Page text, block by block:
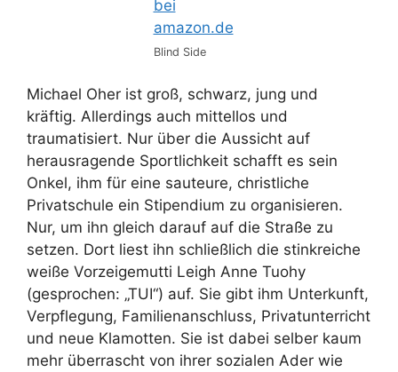
Blind Side
Michael Oher ist groß, schwarz, jung und
kräftig. Allerdings auch mittellos und
traumatisiert. Nur über die Aussicht auf
herausragende Sportlichkeit schafft es sein
Onkel, ihm für eine sauteure, christliche
Privatschule ein Stipendium zu organisieren.
Nur, um ihn gleich darauf auf die Straße zu
setzen. Dort liest ihn schließlich die stinkreiche
weiße Vorzeigemutti Leigh Anne Tuohy
(gesprochen: „TUI“) auf. Sie gibt ihm Unterkunft,
Verpflegung, Familienanschluss, Privatunterricht
und neue Klamotten. Sie ist dabei selber kaum
mehr überrascht von ihrer sozialen Ader wie